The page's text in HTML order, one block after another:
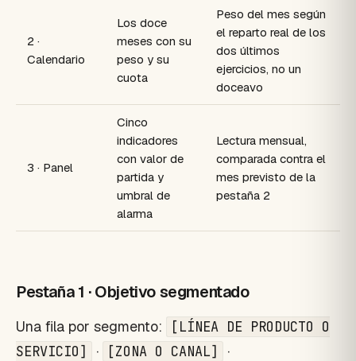
2 ·
Calendario
Los doce
meses con su
peso y su
cuota
Peso del mes según
el reparto real de los
dos últimos
ejercicios, no un
doceavo
3 · Panel
Cinco
indicadores
con valor de
partida y
umbral de
alarma
Lectura mensual,
comparada contra el
mes previsto de la
pestaña 2
Pestaña 1 · Objetivo segmentado
Una fila por segmento:
[LÍNEA DE PRODUCTO O
SERVICIO]
· [ZONA O CANAL] ·